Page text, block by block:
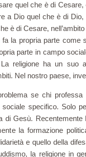
quel che è di
a Dio quel che è di
è di Cesare,
la propria parte come
parte in campo
religione ha un suo
Nel nostro pae­se,
se chi
specifico. Solo
di Gesù.
la formazio­ne
e quello della
la religione in